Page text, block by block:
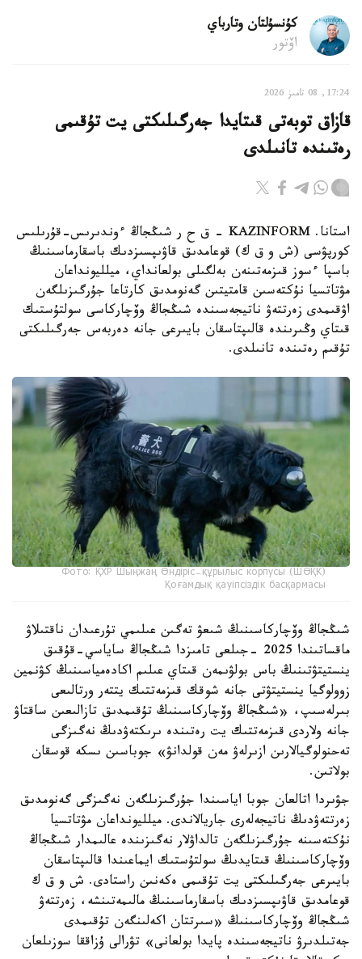
كۇنسۇلتان وتارباي
اۆتور
17:24, 08 تامىز 2026
قازاق توبەتى قىتايدا جەرگىلىكتى يت تۇقىمى
رەتىندە تانىلدى
استانا. KAZINFORM – ق ح ر شىڭجاڭ ءوندىرىس-قۇرىلىس
كورپۋسى (ش و ق ك) قوعامدىق قاۋىپسىزدىك باسقارماسىنىڭ
باسپا ءسوز قىزمەتىنەن بەلگىلى بولعانداي، ميلليونداعان
مۋتاتسيا نۇكتەسىن قامتيتىن گەنومدىق كارتاعا جۇرگىزىلگەن
اۋقىمدى زەرتتەۋ ناتيجەسىندە شىڭجاڭ وۆچاركاسى سولتۇستىك
قىتاي وڭىرىندە قالىپتاسقان بايىرعى جانە دەربەس جەرگىلىكتى
تۇقىم رەتىندە تانىلدى.
Фото: ҚХР Шыңжаң Өндіріс-құрылыс корпусы (ШӨҚК)
Қоғамдық қауіпсіздік басқармасы
شىڭجاڭ وۆچاركاسىنىڭ شىعۋ تەگىن عىلىمي تۇرعىدان ناقتىلاۋ
ماقساتىندا 2025 -جىلعى تامىزدا شىڭجاڭ ساياسي-قۇقىق
ينستيتۋتىنىڭ باس بولۋىمەن قىتاي عىلىم اكادەمياسىنىڭ كۋنمين
زوولوگيا ينستيتۋتى جانە شوقك قىزمەتتىك يتتەر ورتالىعى
بىرلەسىپ، «شىڭجاڭ وۆچاركاسىنىڭ تۇقىمدىق تازالىعىن ساقتاۋ
جانە ولاردى قىزمەتتىك يت رەتىندە ىرىكتەۋدىڭ نەگىزگى
تەحنولوگيالارىن ازىرلەۋ مەن قولدانۋ» جوباسىن ىسكە قوسقان
بولاتىن.
جۋىردا اتالعان جوبا اياسىندا جۇرگىزىلگەن نەگىزگى گەنومدىق
زەرتتەۋدىڭ ناتيجەلەرى جاريالاندى. ميلليونداعان مۋتاتسيا
نۇكتەسىنە جۇرگىزىلگەن تالداۋلار نەگىزىندە عالىمدار شىڭجاڭ
وۆچاركاسىنىڭ قىتايدىڭ سولتۇستىك ايماعىندا قالىپتاسقان
بايىرعى جەرگىلىكتى يت تۇقىمى ەكەنىن راستادى. ش و ق ك
قوعامدىق قاۋىپسىزدىك باسقارماسىنىڭ مالىمەتىنشە، زەرتتەۋ
شىڭجاڭ وۆچاركاسىنىڭ «سىرتتان اكەلىنگەن تۇقىمدى
جەتىلدىرۋ ناتيجەسىندە پايدا بولعانى» تۋرالى ۇزاققا سوزىلعان